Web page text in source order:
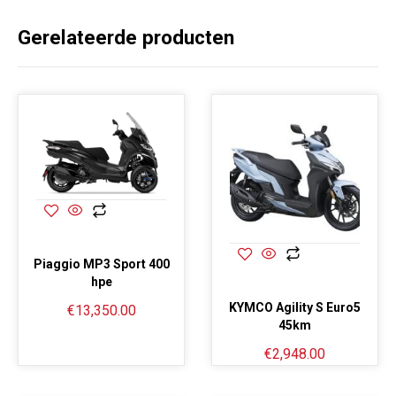
Gerelateerde producten
Piaggio MP3 Sport 400
hpe
€13,350.00
KYMCO Agility S Euro5
45km
€2,948.00